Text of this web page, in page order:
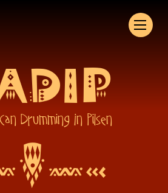
Drumming In Pilsen
W42